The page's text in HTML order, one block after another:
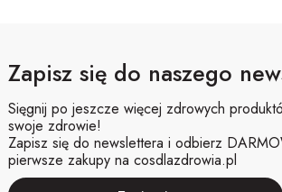
Zapisz się do naszego
Sięgnij po jeszcze więcej zdrowych
swoje zdrowie!
Zapisz się do newslettera i odbierz
pierwsze zakupy na cosdlazdrowia.pl